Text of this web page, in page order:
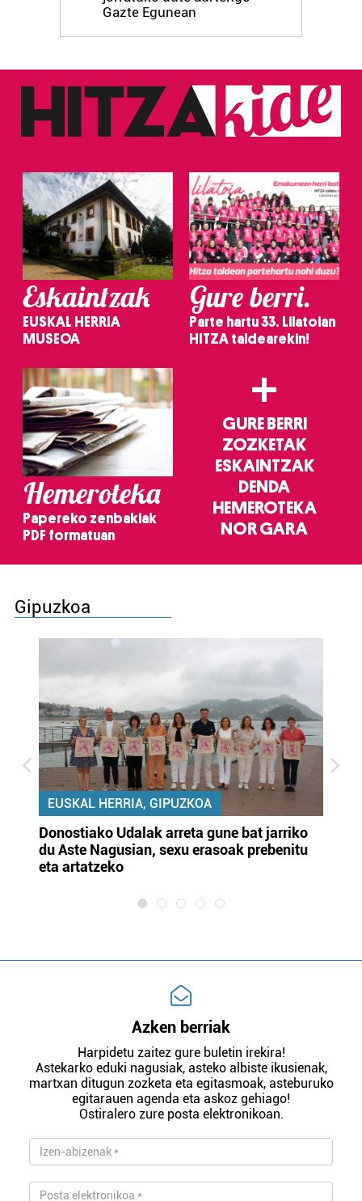
Gazte Egunean
Eskaintzak
EUSKAL HERRIA
MUSEOA
Gure berri.
Parte hartu 33. Lilatoian
HITZA taldearekin!
Hemeroteka
Papereko zenbakiak
PDF formatuan
+
GURE BERRI
ZOZKETAK
ESKAINTZAK
DENDA
HEMEROTEKA
NOR GARA
Gipuzkoa
EUSKAL HERRIA, GIPUZKOA
Donostiako Udalak arreta gune bat jarriko
du Aste Nagusian, sexu erasoak prebenitu
eta artatzeko
Azken berriak
Harpidetu zaitez gure buletin irekira!
Astekarko eduki nagusiak, asteko albiste ikusienak,
martxan ditugun zozketa eta egitasmoak, asteburuko
egitarauen agenda eta askoz gehiago!
Ostiralero zure posta elektronikoan.